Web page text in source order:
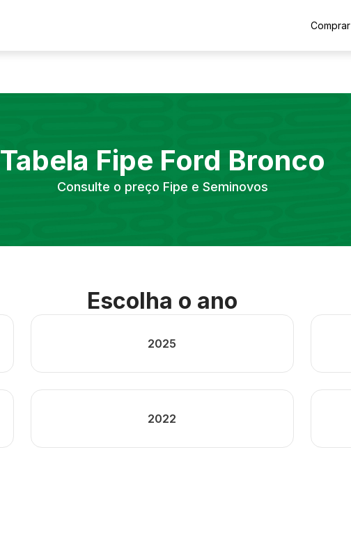
Comprar
Tabela Fipe Ford Bronco
Consulte o preço Fipe e Seminovos
Escolha o ano
2025
2022